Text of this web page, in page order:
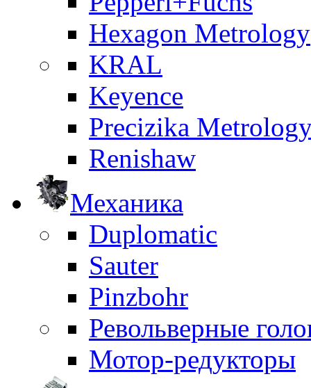
Hexagon Metrology
KRAL
Keyence
Precizika
Renishaw
Механика
Duplomatic
Sauter
Pinzbohr
Револьверные
Мотор-редукторы